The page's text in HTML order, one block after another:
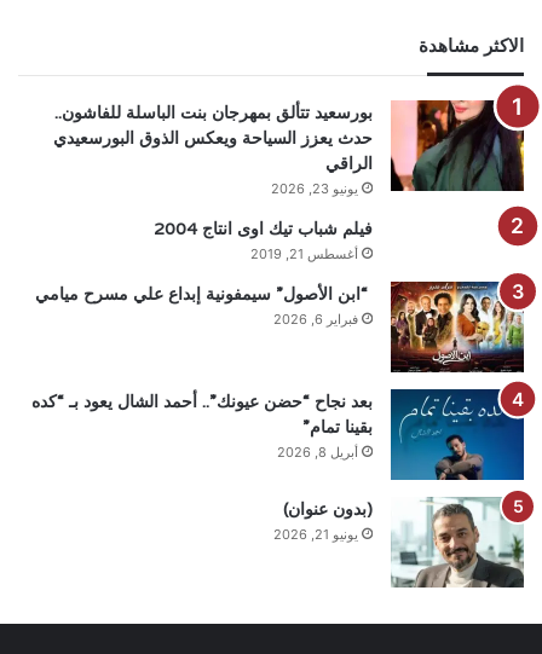
الاكثر مشاهدة
بورسعيد تتألق بمهرجان بنت الباسلة للفاشون..
حدث يعزز السياحة ويعكس الذوق البورسعيدي
الراقي
يونيو 23, 2026
فيلم شباب تيك اوى انتاج 2004
أغسطس 21, 2019
“ابن الأصول” سيمفونية إبداع علي مسرح ميامي
فبراير 6, 2026
بعد نجاح “حضن عيونك”.. أحمد الشال يعود بـ “كده
بقينا تمام”
أبريل 8, 2026
(بدون عنوان)
يونيو 21, 2026